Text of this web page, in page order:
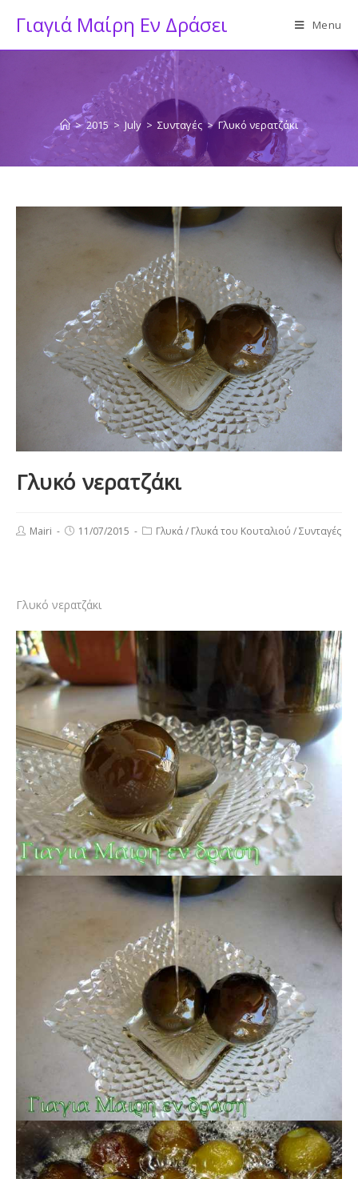
content
Γιαγιά Μαίρη Εν Δράσει Menu
> 2015 > July > Συνταγές > Γλυκό νερατζάκι
Γλυκό νερατζάκι
PostMairi
Post11/07/2015
PostΓλυκά/ Γλυκά του Κουταλιού /Συνταγές
Γλυκό νερατζάκι